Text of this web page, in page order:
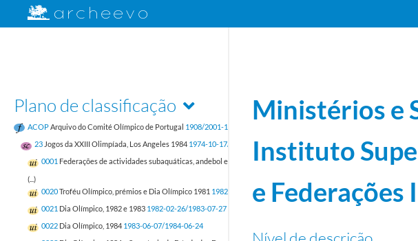
Plano de classificação
ACOPArquivo do Comité Olímpico de Portugal 1908/2001-12-31
23 Jogos da XXIII Olimpíada, Los Angeles 1984 1974-10-17/1985-11-02
0001 Federações de actividades subaquáticas, andebol e atletismo 1981-02-23/1985-01
(...)
0020Troféu Olímpico, prémios e Dia Olímpico 1981 1982-02/1984-11-30
0021 Dia Olímpico, 1982 e 1983 1982-02-26/1983-07-27
0022 Dia Olímpico, 1984 1983-06-07/1984-06-24
Ministérios e
Instituto
e